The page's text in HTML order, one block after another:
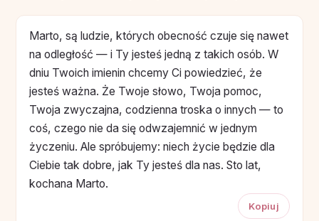
Marto, są ludzie, których obecność czuje się nawet
na odległość — i Ty jesteś jedną z takich osób. W
dniu Twoich imienin chcemy Ci powiedzieć, że
jesteś ważna. Że Twoje słowo, Twoja pomoc,
Twoja zwyczajna, codzienna troska o innych — to
coś, czego nie da się odwzajemnić w jednym
życzeniu. Ale spróbujemy: niech życie będzie dla
Ciebie tak dobre, jak Ty jesteś dla nas. Sto lat,
kochana Marto.
Kopiuj